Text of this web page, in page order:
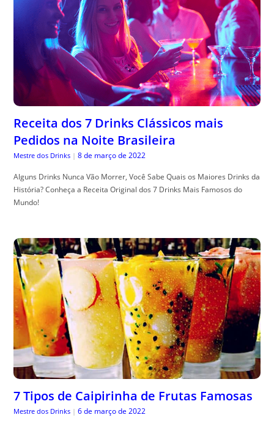
Receita dos 7 Drinks Clássicos mais
Pedidos na Noite Brasileira
Mestre dos Drinks | 8 de março de 2022
Alguns Drinks Nunca Vão Morrer, Você Sabe Quais os Maiores Drinks da
História? Conheça a Receita Original dos 7 Drinks Mais Famosos do
Mundo!
7 Tipos de Caipirinha de Frutas Famosas
Mestre dos Drinks | 6 de março de 2022